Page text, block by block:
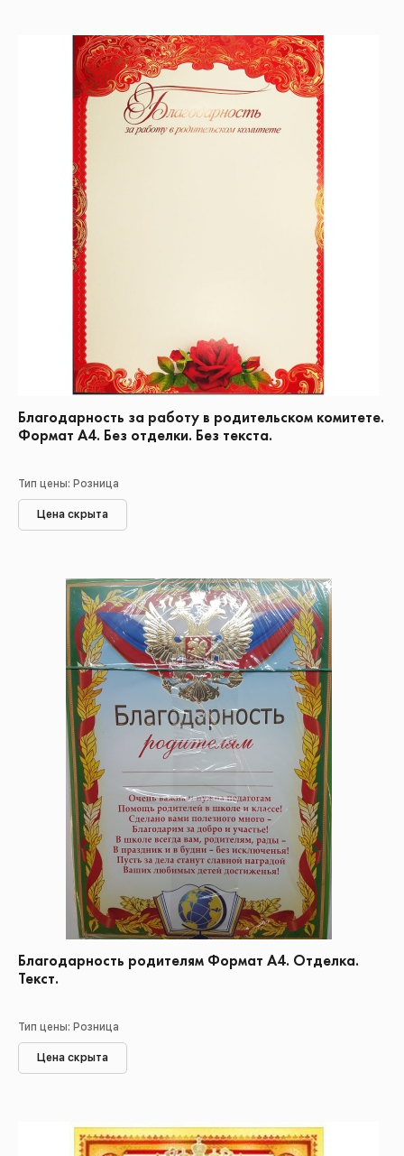
Благодарность за работу в родительском комитете.
Формат А4. Без отделки. Без текста.
Тип цены: Розница
Цена скрыта
Благодарность родителям Формат А4. Отделка.
Текст.
Тип цены: Розница
Цена скрыта